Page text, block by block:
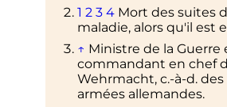
1 2 3 4 Mort des suites
maladie, alors qu'il est
↑ Ministre de la Guerre
commandant en chef
Wehrmacht, c.-à-d.des
armées allemandes.